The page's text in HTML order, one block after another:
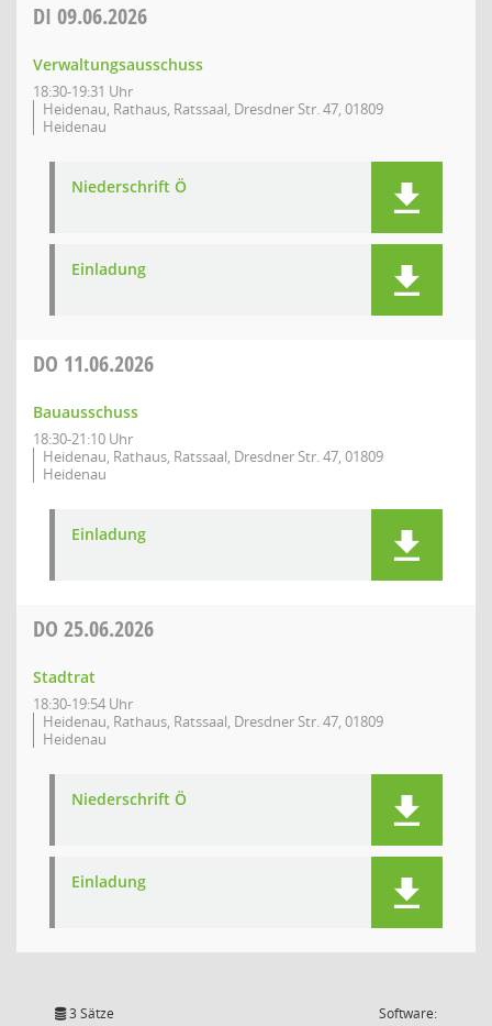
DI 09.06.2026
Verwaltungsausschuss
18:30-19:31 Uhr
Heidenau, Rathaus, Ratssaal, Dresdner Str. 47, 01809
Heidenau
Niederschrift Ö
Einladung
DO 11.06.2026
Bauausschuss
18:30-21:10 Uhr
Heidenau, Rathaus, Ratssaal, Dresdner Str. 47, 01809
Heidenau
Einladung
DO 25.06.2026
Stadtrat
18:30-19:54 Uhr
Heidenau, Rathaus, Ratssaal, Dresdner Str. 47, 01809
Heidenau
Niederschrift Ö
Einladung
3 Sätze
Software: